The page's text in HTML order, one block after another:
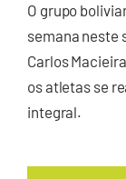
O grupo
semana neste
Carlos
os atletas se
integral.